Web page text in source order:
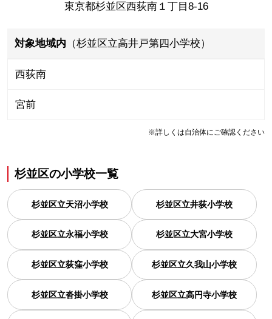
東京都杉並区西荻南１丁目8-16
対象地域内 （杉並区立高井戸第四小学校）
西荻南
宮前
※詳しくは自治体にご確認ください
杉並区の小学校一覧
杉並区立天沼小学校 杉並区立井荻小学校
杉並区立永福小学校 杉並区立大宮小学校
杉並区立荻窪小学校 杉並区立久我山小学校
杉並区立沓掛小学校 杉並区立高円寺小学校